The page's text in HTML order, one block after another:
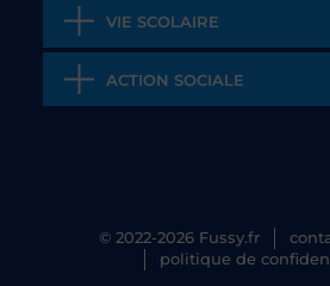
VIE SCOLAIRE
ACTION SOCIALE
© 2022-2026 Fussy.fr
politique de